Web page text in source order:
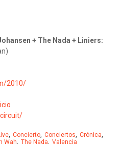
+ The Nada + Liniers:
2010/
Concierto Conciertos
Crónica
Wah The Nada Valencia